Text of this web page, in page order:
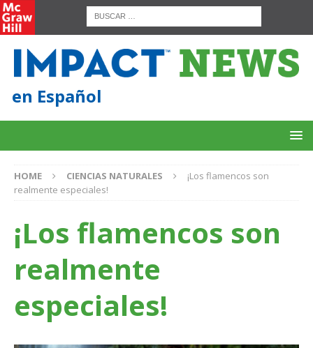
en Español
HOME CIENCIAS NATURALES
¡Los flamencos son
realmente especiales!
¡Los flamencos son
realmente
especiales!